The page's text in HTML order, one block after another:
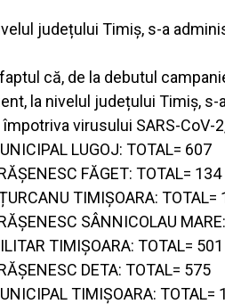
județului Timiș, s-a
că, de la debutul
la nivelul județului Timiș,
virusului SARS-CoV-
LUGOJ: TOTAL= 607
FĂGET: TOTAL= 134
TIMIȘOARA: TOTAL=
SÂNNICOLAU
TIMIȘOARA: TOTAL= 501
DETA: TOTAL= 575
TIMIȘOARA: TOTAL=